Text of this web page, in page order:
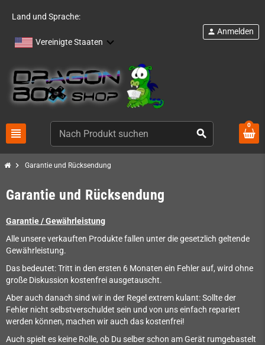
Land und Sprache:
Vereinigte Staaten
view_headline search
person Anmelden
0
chevron_right Garantie und Rücksendung
Garantie und Rücksendung
Garantie / Gewährleistung
Alle unsere verkauften Produkte fallen unter die gesetzlich geltende
Gewährleistung.
Das bedeutet: Tritt in den ersten 6 Monaten ein Fehler auf, wird ohne
große Diskussion kostenfrei ausgetauscht.
Aber auch danach sind wir in der Regel extrem kulant: Sollte der
Fehler nicht selbstverschuldet sein und von uns einfach repariert
werden können, machen wir auch das kostenfrei!
Auch spielt es keine Rolle, ob Du selber schon am Gerät rumgebastelt